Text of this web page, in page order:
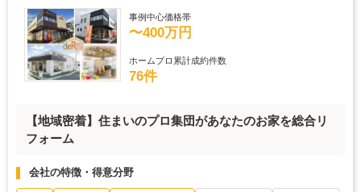
事例中心価格帯
〜400万円
ホームプロ累計成約件数
76件
【地域密着】住まいのプロ集団があなたのお家を総合リ
フォーム
会社の特徴・得意分野